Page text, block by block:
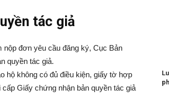
tác giả
đơn yêu cầu đăng ký, Cục Bản
quyền tác giả.
hộ không có đủ điều kiện, giấy tờ hợp
Giấy chứng nhận bản quyền tác giả